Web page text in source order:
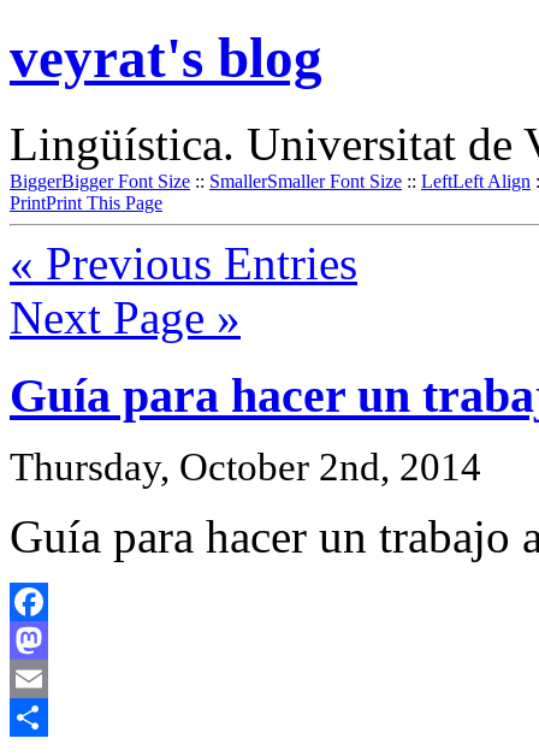
veyrat's blog
Lingüística. Universitat de
BiggerBigger Font Size :: SmallerSmaller Font Size :: LeftLeft Align
PrintPrint This Page
« Previous Entries
Next Page »
Guía para hacer un
Thursday, October 2nd, 2014
Guía para hacer un trabajo
Facebook
Mastodon
Email